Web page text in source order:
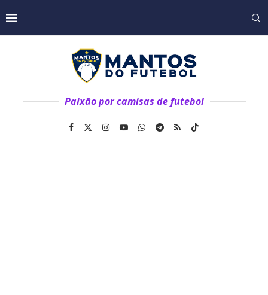
Paixão por camisas de futebol